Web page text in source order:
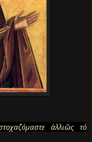
ἀλλιῶς τό